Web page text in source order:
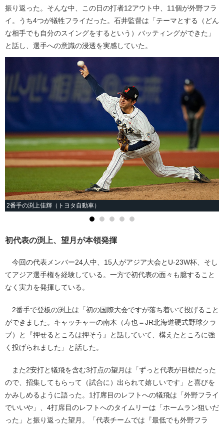
振り返った。そんな中、この日の打者12アウト中、11個が外野フラ
イ。うち4つが犠牲フライだった。石井監督は「テーマとする（どん
な相手でも自分のスイングをするという）バッティングができた」
と話し、選手への意識の浸透を実感していた。
2番手の渕上佳輝（トヨタ自動車）
初代表の渕上、望月が本領発揮
今回の代表メンバー24人中、15人がアジア大会とU-23W杯、そし
てアジア選手権を経験している。一方で初代表の面々も臆すること
なく実力を発揮している。
2番手で登板の渕上は「初の国際大会ですが落ち着いて投げること
ができました。キャッチャーの南木（寿也＝JR北海道硬式野球クラ
ブ）と『押せるところは押そう』と話していて、構えたところに強
く投げられました」と話した。
また2安打と犠飛を含む3打点の望月は「ずっと代表が目標だった
ので、招集してもらって（試合に）出られて嬉しいです」と喜びを
かみしめるように語った。1打席目のレフトへの犠飛は「外野フライ
でいいや」、4打席目のレフトへのタイムリーは「ホームラン狙いだ
った」と振り返った望月。「代表チームでは『最低でも外野フラ